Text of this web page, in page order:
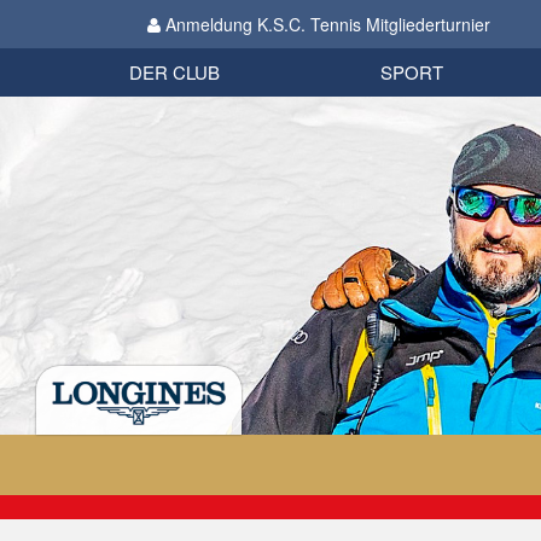
Anmeldung K.S.C. Tennis Mitgliederturnier
DER CLUB
Organisation
SPORT
Biathlon
Datenschutzverordnung 2018
Impressum